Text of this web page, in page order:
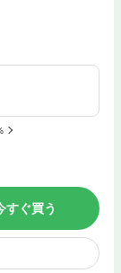
すぐ買う